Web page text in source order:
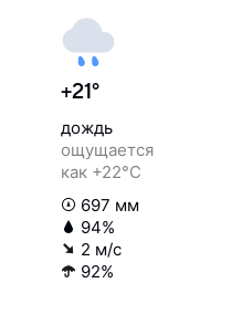
+21°
дождь
ощущается
как +22°C
697 мм
94%
2 м/с
92%